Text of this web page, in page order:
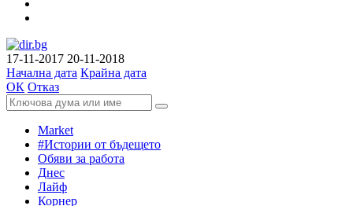
17-11-2017 20-11-2018
Начална дата Крайна дата
ОК Отказ
Market
#Истории от бъдещето
Обяви за работа
Днес
Лайф
Корнер